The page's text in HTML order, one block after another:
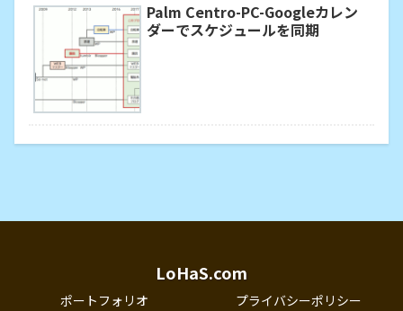
Palm Centro-PC-Googleカレン
ダーでスケジュールを同期
LoHaS.com
ポートフォリオ プライバシーポリシー